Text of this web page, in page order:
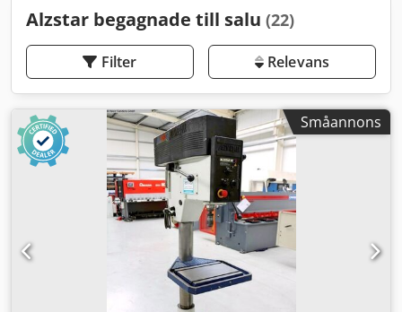
Alzstar begagnade till salu (22)
Filter Relevans
Småannons